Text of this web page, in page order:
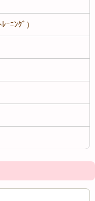
ﾆﾝｸﾞ）